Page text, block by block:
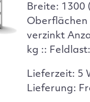
Breite: 1300
Oberflächen
verzinkt
kg ::
Lieferzeit: 5
Lieferung: